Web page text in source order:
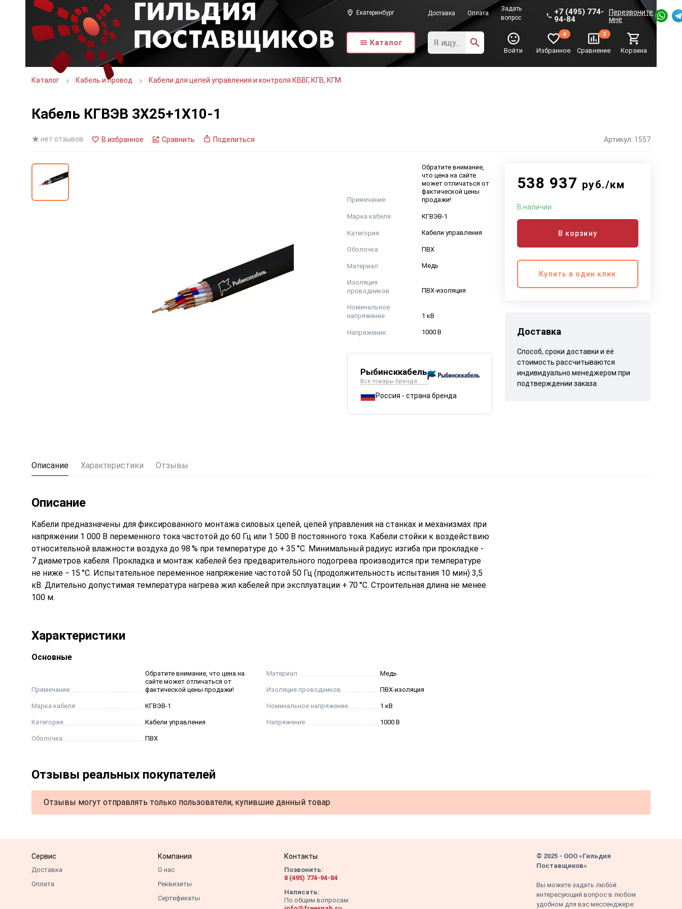
Екатеринбург Доставка Оплата
Задать
вопрос
+7 (495) 774-
94-84
Перезвоните
мне
Каталог
Войти Избранное
4
Сравнение
3
Корзина
Каталог Кабель и провод Кабели для цепей управления и контроля КВВГ, КГВ, КГМ
Кабель КГВЭВ 3Х25+1Х10-1
нет отзывов В избранное Сравнить Поделиться Артикул: 1557
Примечание
Обратите внимание,
что цена на сайте
может отличаться от
фактической цены
продажи!
Марка кабеля КГВЭВ-1
Категория Кабели управления
Оболочка ПВХ
Материал Медь
Изоляция
проводников
ПВХ-изоляция
Номинальное
напряжение
1 кВ
Напряжение 1000 В
Рыбинсккабель
Все товары бренда
Россия - страна бренда
538 937 руб./км
В наличии
В корзину
Купить в один клик
Доставка
Способ, сроки доставки и её
стоимость рассчитываются
индивидуально менеджером при
подтверждении заказа
Описание Характеристики Отзывы
Описание
Кабели предназначены для фиксированного монтажа силовых цепей, цепей управления на станках и механизмах при
напряжении 1 000 В переменного тока частотой до 60 Гц или 1 500 В постоянного тока. Кабели стойки к воздействию
относительной влажности воздуха до 98 % при температуре до + 35 °С. Минимальный радиус изгиба при прокладке -
7 диаметров кабеля. Прокладка и монтаж кабелей без предварительного подогрева производится при температуре
не ниже − 15 °С. Испытательное переменное напряжение частотой 50 Гц (продолжительность испытания 10 мин) 3,5
кВ. Длительно допустимая температура нагрева жил кабелей при эксплуатации + 70 °С. Строительная длина не менее
100 м.
Характеристики
Основные
Примечание
Обратите внимание, что цена на
сайте может отличаться от
фактической цены продажи!
Марка кабеля КГВЭВ-1
Категория Кабели управления
Оболочка ПВХ
Материал Медь
Изоляция проводников ПВХ-изоляция
Номинальное напряжение 1 кВ
Напряжение 1000 В
Отзывы реальных покупателей
Отзывы могут отправлять только пользователи, купившие данный товар
Сервис
Доставка
Оплата
Компания
О нас
Реквизиты
Сертификаты
Контакты
Позвонить:
8 (495) 774-94-84
Написать:
По общим вопросам:
© 2025 - ООО «Гильдия
Поставщиков»
Вы можете задать любой
интересующий вопрос в любом
удобном для вас мессенджере: